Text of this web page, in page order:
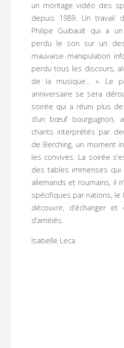
un montage vidéo des
depuis 1989. Un travail
Philipe Guibault qui a
perdu le son sur un
mauvaise manipulation
perdu tous les discours,
de la musique… ». Le
anniversaire se sera
soirée qui a réuni plus
d’un bœuf bourguignon,
chants interprétés par
de Berching, un moment
les convives. La soirée
des tables immenses qui
allemands et roumains, il
spécifiques par nations,
découvrir, d’échanger
d’amitiés.
Isabelle Leca